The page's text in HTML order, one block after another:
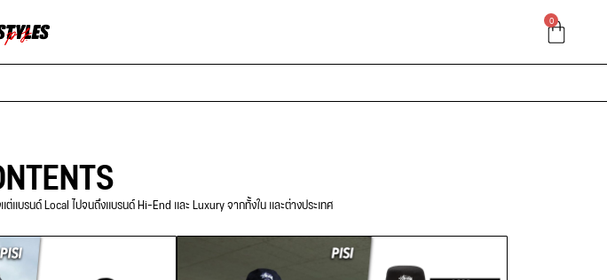
0
แบรนด์ Local ไปจนถึงแบรนด์ Hi-End และ Luxury จากทั้งใน และต่างประเทศ